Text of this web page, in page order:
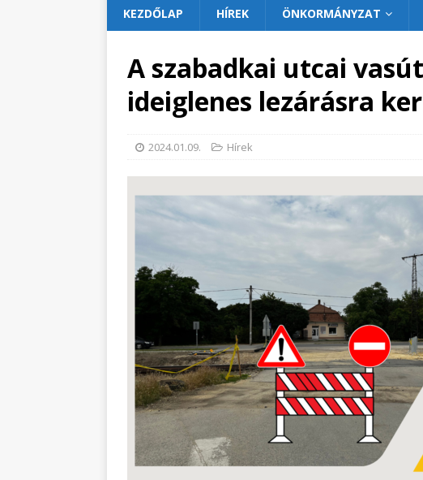
KEZDŐLAP HÍREK ÖNKORMÁNYZAT
A szabadkai utcai
ideiglenes lezárásra
2024.01.09. Hírek